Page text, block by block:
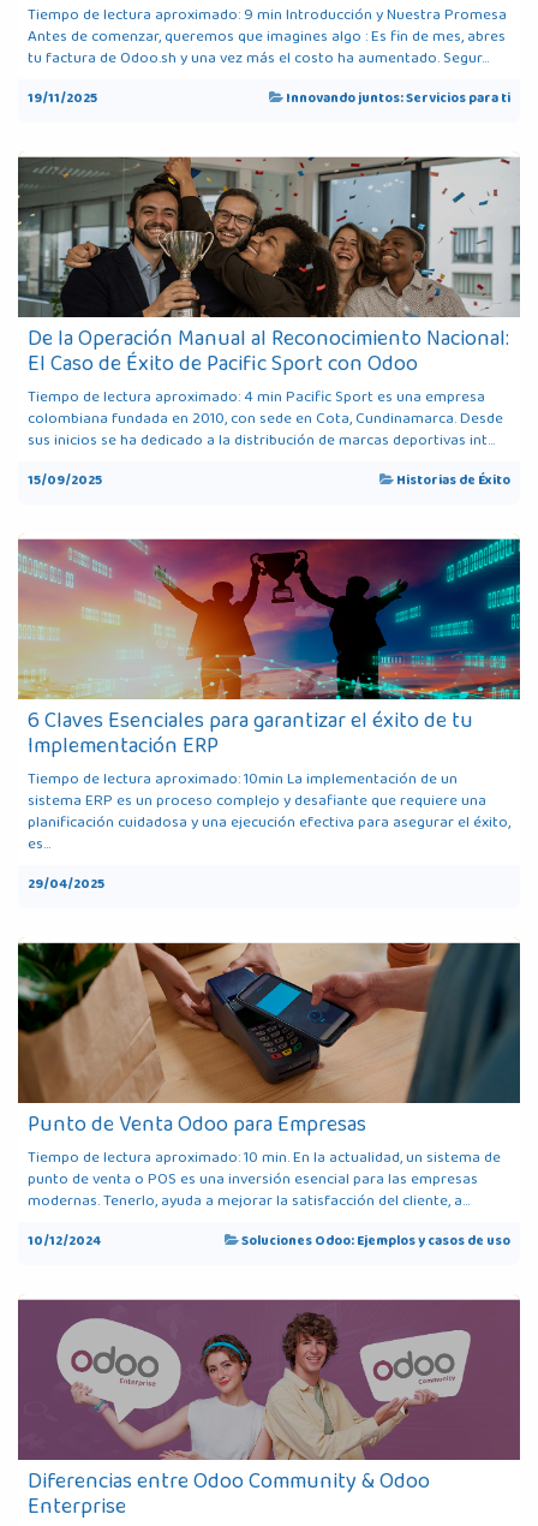
Tiempo de lectura aproximado: 9 min Introducción y Nuestra Promesa
Antes de comenzar, queremos que imagines algo : Es fin de mes, abres
tu factura de Odoo.sh y una vez más el costo ha aumentado. Segur...
19/11/2025 Innovando juntos: Servicios para ti
De la Operación Manual al Reconocimiento Nacional:
El Caso de Éxito de Pacific Sport con Odoo
Tiempo de lectura aproximado: 4 min Pacific Sport es una empresa
colombiana fundada en 2010, con sede en Cota, Cundinamarca. Desde
sus inicios se ha dedicado a la distribución de marcas deportivas int...
15/09/2025 Historias de Éxito
6 Claves Esenciales para garantizar el éxito de tu
Implementación ERP
Tiempo de lectura aproximado: 10min La implementación de un
sistema ERP es un proceso complejo y desafiante que requiere una
planificación cuidadosa y una ejecución efectiva para asegurar el éxito,
es...
29/04/2025
Punto de Venta Odoo para Empresas
Tiempo de lectura aproximado: 10 min. En la actualidad, un sistema de
punto de venta o POS es una inversión esencial para las empresas
modernas. Tenerlo, ayuda a mejorar la satisfacción del cliente, a...
10/12/2024 Soluciones Odoo: Ejemplos y casos de uso
Diferencias entre Odoo Community & Odoo
Enterprise